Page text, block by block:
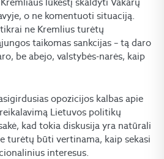
o ne komentuoti situaciją.
ne Kremlius turėtų
taikomas sankcijas – tą daro
be abejo, valstybės-narės, kaip
opozicijos kalbas apie
Lietuvos politikų
kad tokia diskusija yra natūrali
turėtų būti vertinama, kaip sekasi
interesus.